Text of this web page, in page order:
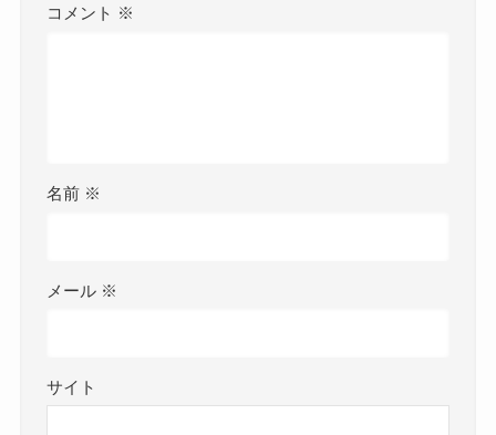
コメント ※
名前 ※
メール ※
サイト